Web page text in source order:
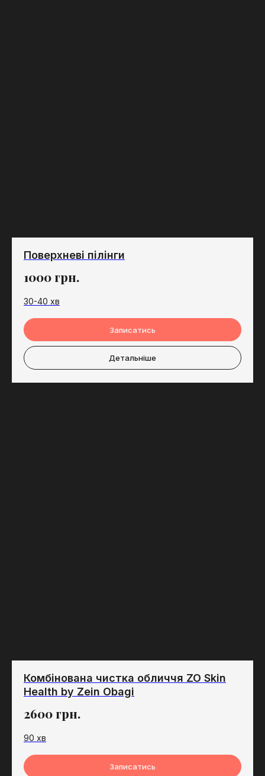
Поверхневі пілінги
1000 грн.
30-40 хв
Записатись
Детальніше
Комбінована чистка обличчя ZO Skin
Health by Zein Obagi
2600 грн.
90 хв
Записатись